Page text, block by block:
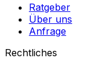
Ratgeber
Über uns
Anfrage
Rechtliches